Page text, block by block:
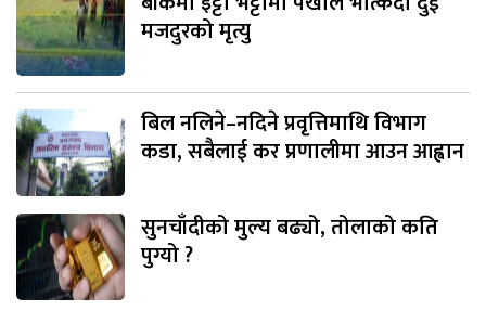
मजदुरको मृत्यु
बिल नलिने–नदिने प्रवृत्तिमाथि विभाग
कडा, सबैलाई कर प्रणालीमा आउन आह्वान
सुनचाँदीको मुल्य बढ्यो, तोलाको कति
पुग्यो ?